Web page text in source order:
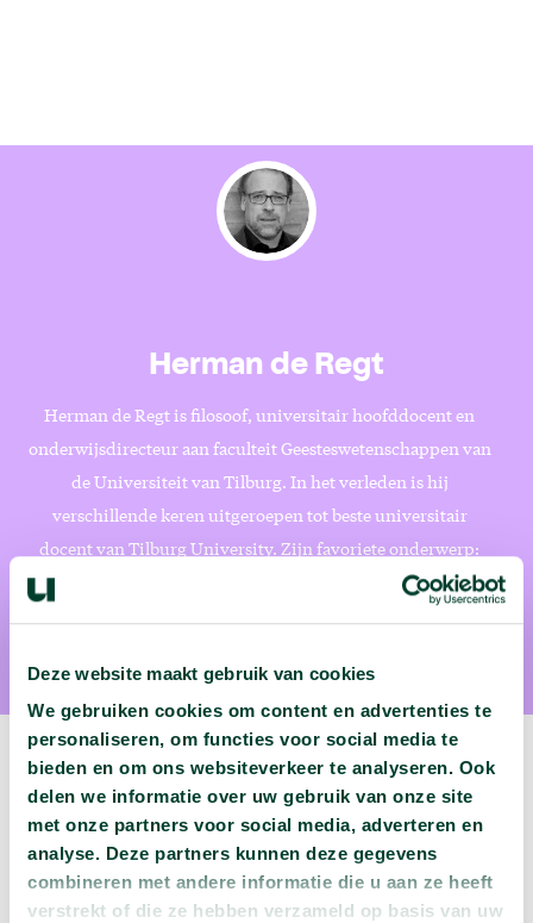
Deze website maakt gebruik van cookies
We gebruiken cookies om content en advertenties te
personaliseren, om functies voor social media te
bieden en om ons websiteverkeer te analyseren. Ook
delen we informatie over uw gebruik van onze site
met onze partners voor social media, adverteren en
analyse. Deze partners kunnen deze gegevens
combineren met andere informatie die u aan ze heeft
verstrekt of die ze hebben verzameld op basis van uw
Herman de Regt
Herman de Regt is filosoof, universitair hoofddocent en
onderwijsdirecteur aan faculteit Geesteswetenschappen van
de Universiteit van Tilburg. In het verleden is hij
verschillende keren uitgeroepen tot beste universitair
docent van Tilburg University. Zijn favoriete onderwerp:
Waarom geloven ogenschijnlijk slimme mensen grote onzin?
Volgende podcast:
Wat zijn jouw naam en bsn-nummer waard?